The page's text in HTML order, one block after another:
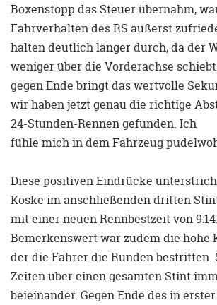
Boxenstopp das Steuer übernahm,
Fahrverhalten des RS äußerst
halten deutlich länger durch, da der
weniger über die Vorderachse
gegen Ende bringt das wertvolle
wir haben jetzt genau die richtige
24-Stunden-Rennen gefunden. Ich
fühle mich in dem Fahrzeug
Diese positiven Eindrücke
Koske im anschließenden dritten
mit einer neuen Rennbestzeit von
Bemerkenswert war zudem die hohe
der die Fahrer die Runden bestritten.
Zeiten über einen gesamten Stint
beieinander. Gegen Ende des in